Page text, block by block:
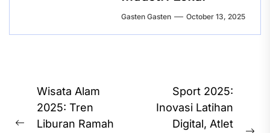
Gasten Gasten October 13, 2025
Post
navigation
Wisata Alam
2025: Tren
Liburan Ramah
Sport 2025:
Inovasi Latihan
Digital, Atlet